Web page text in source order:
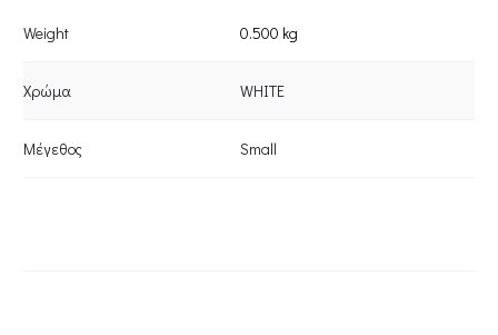
Weight 0.500 kg
Χρώμα WHITE
Μέγεθος Small